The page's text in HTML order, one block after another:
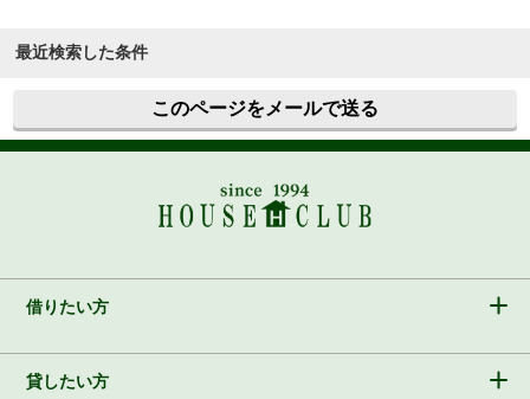
最近検索した条件
このページをメールで送る
借りたい方
貸したい方